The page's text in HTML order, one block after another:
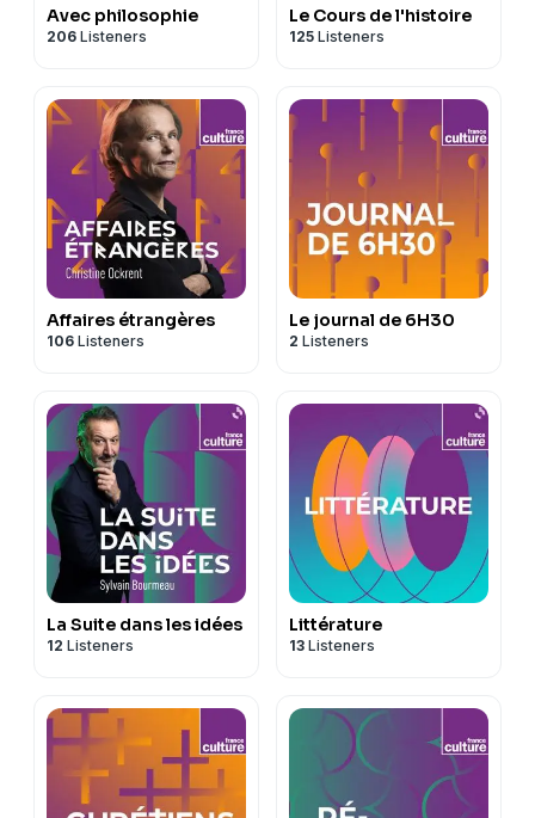
Avec philosophie
206 Listeners
Le Cours de l'histoire
125 Listeners
Affaires étrangères
106 Listeners
Le journal de 6H30
2 Listeners
La Suite dans les idées
12 Listeners
Littérature
13 Listeners